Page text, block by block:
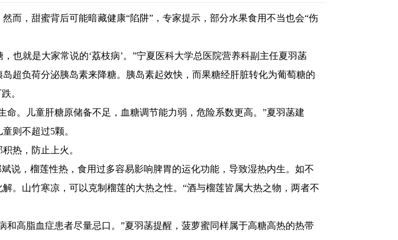
而，甜蜜背后可能暗藏健康“陷阱”，专家提示，部分水果食用不当也会“伤
也就是大家常说的‘荔枝病’。”宁夏医科大学总医院营养科副主任夏羽菡
超负荷分泌胰岛素来降糖。胰岛素起效快，而果糖经肝脏转化为葡萄糖的
。
。儿童肝糖原储备不足，血糖调节能力弱，危险系数更高。”夏羽菡建
则不超过5颗。
热，防止上火。
说，榴莲性热，食用过多容易影响脾胃的运化功能，导致湿热内生。如不
。山竹寒凉，可以克制榴莲的大热之性。“酒与榴莲皆属大热之物，两者不
高脂血症患者尽量忌口。”夏羽菡提醒，菠萝蜜同样属于高糖高热的热带